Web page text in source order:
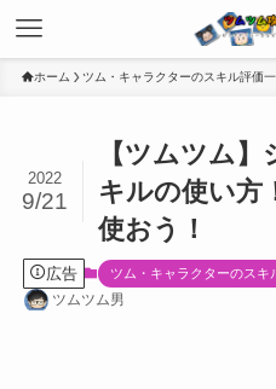
ホーム ツム・キャラクターのスキル評価
【ツムツム
キルの使い方
使おう！
2022
9/21
広告 ツム・キャラクターのスキ
ツムツム男